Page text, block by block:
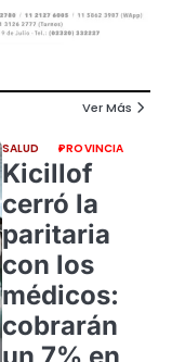
Ver Más
SALUD PROVINCIA
Kicillof
cerró la
paritaria
con los
médicos:
cobrarán